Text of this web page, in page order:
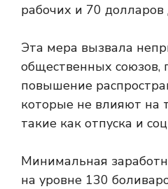
рабочих и 70 долларов
Эта мера вызвала
общественных союзов,
повышение
которые не влияют на
такие как отпуска и
Минимальная
на уровне 130